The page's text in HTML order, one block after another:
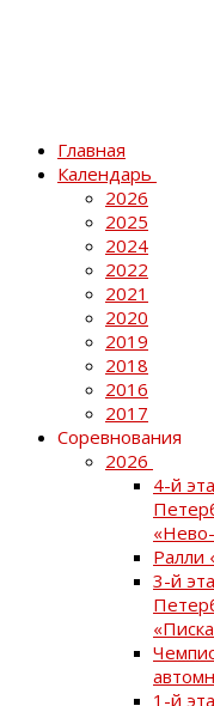
Главная
Календарь
2026
2025
2024
2022
2021
2020
2019
2018
2016
2017
Соревнования
2026
4-й
Ралли
3-й
1-й